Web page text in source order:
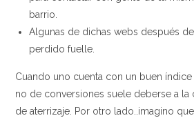
barrio.
Algunas de dichas webs después
perdido fuelle.
Cuando uno cuenta con un buen
no de conversiones suele deberse a la
de aterrizaje. Por otro lado..imagino